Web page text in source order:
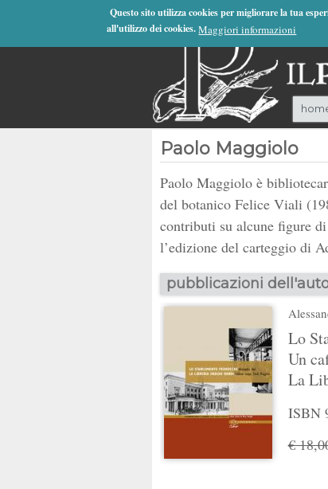
Questo sito utilizza cookies per migliorare la tua
all'utilizzo dei cookies. Maggiori informazioni
Paolo Maggiolo
Paolo Maggiolo è
del botanico Felice Viali
contributi su alcune figure
l’edizione del carteggio di
pubblicazioni
Lo
Un
La
ISBN
€